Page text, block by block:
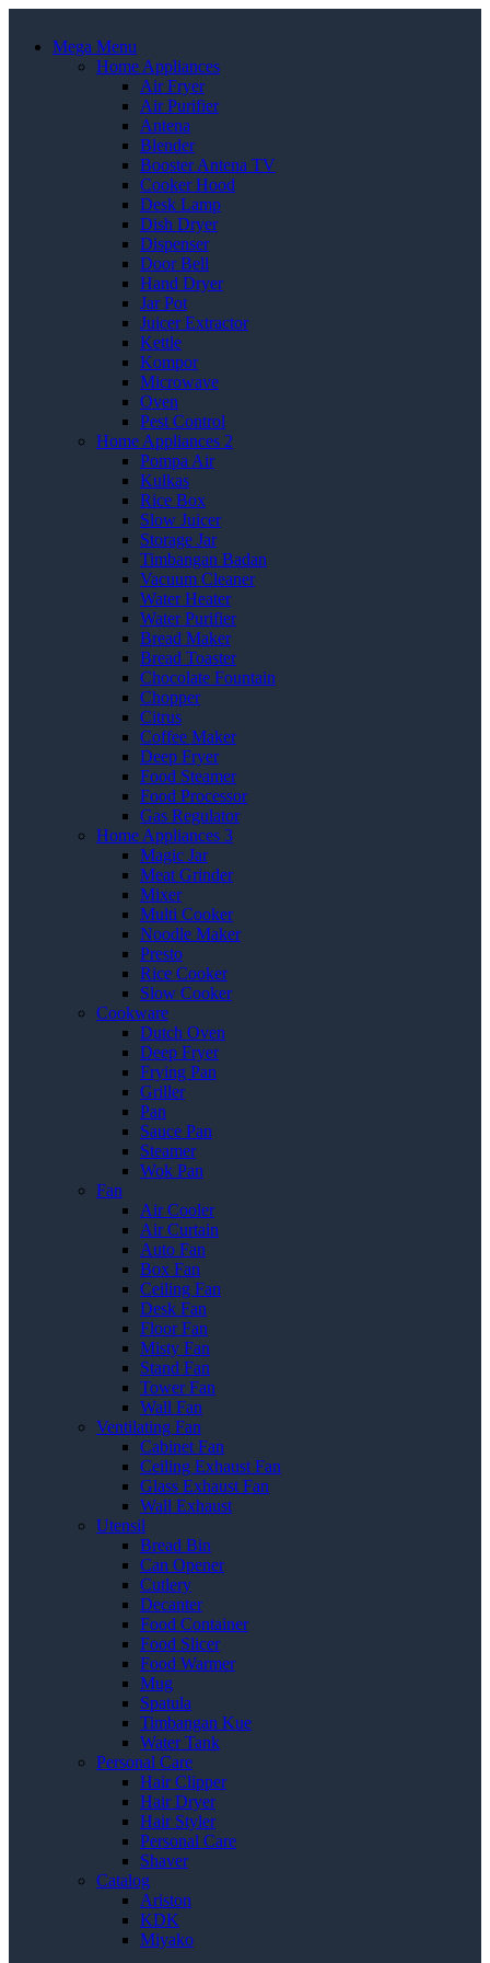
Mega Menu
Home Appliances
Air Fryer
Air Purifier
Antena
Blender
Booster Antena TV
Cooker Hood
Desk Lamp
Dish Dryer
Dispenser
Door Bell
Hand Dryer
Jar Pot
Juicer Extractor
Kettle
Kompor
Microwave
Oven
Pest Control
Home Appliances 2
Pompa Air
Kulkas
Rice Box
Slow Juicer
Storage Jar
Timbangan Badan
Vacuum Cleaner
Water Heater
Water Purifier
Bread Maker
Bread Toaster
Chocolate Fountain
Chopper
Citrus
Coffee Maker
Deep Fryer
Food Steamer
Food Processor
Gas Regulator
Home Appliances 3
Magic Jar
Meat Grinder
Mixer
Multi Cooker
Noodle Maker
Presto
Rice Cooker
Slow Cooker
Cookware
Dutch Oven
Deep Fryer
Frying Pan
Griller
Pan
Sauce Pan
Steamer
Wok Pan
Fan
Air Cooler
Air Curtain
Auto Fan
Box Fan
Ceiling Fan
Desk Fan
Floor Fan
Misty Fan
Stand Fan
Tower Fan
Wall Fan
Ventilating Fan
Cabinet Fan
Ceiling Exhaust Fan
Glass Exhaust Fan
Wall Exhaust
Utensil
Bread Bin
Can Opener
Cutlery
Decanter
Food Container
Food Slicer
Food Warmer
Mug
Spatula
Timbangan Kue
Water Tank
Personal Care
Hair Clipper
Hair Dryer
Hair Styler
Personal Care
Shaver
Catalog
Ariston
KDK
Miyako